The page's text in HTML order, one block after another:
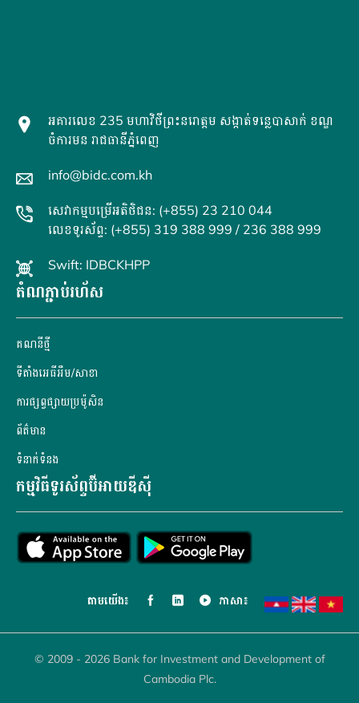
អគារលេខ 235 មហាវិថីព្រះនរោត្តម សង្កាត់ទន្លេបាសាក់ ខណ្ឌ
ចំការមន រាជធានីភ្នំពេញ
info@bidc.com.kh
សេវាកម្មបម្រើអតិថិជន: (+855) 23 210 044
លេខទូរស័ព្ទ: (+855) 319 388 999 / 236 388 999
Swift: IDBCKHPP
តំណភ្ជាប់រហ័ស
គណនី​ថ្មី
ទីតាំងអេធីអឹម/សាខា
ការផ្សព្វផ្សាយប្រម៉ូសិន
ព័ត៌មាន
ទំនាក់ទំនង
កម្មវិធីទូរស័ព្ទប៊ីអាយឌីស៊ី
ភាសា៖
តាម​យើង៖
© 2009 - 2026 Bank for Investment and Development of
Cambodia Plc.